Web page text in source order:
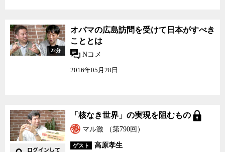
22分
オバマの広島訪問を受けて日本がすべき
こととは
Nコメ
2016年05月28日
「核なき世界」の実現を阻むもの
マル激 （第790回）
ゲスト 高原孝生